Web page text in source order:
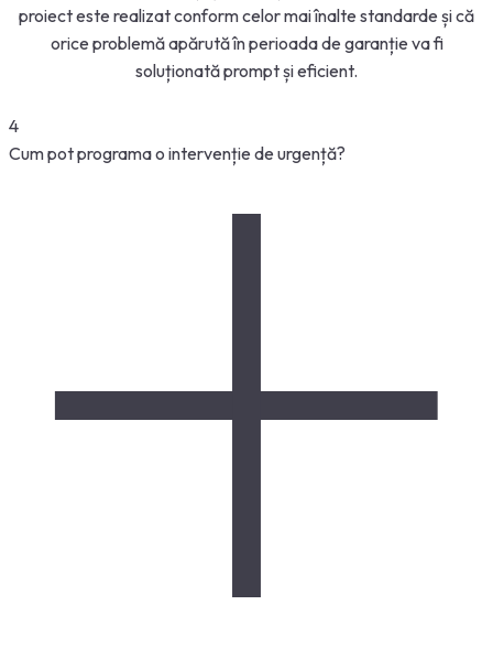
proiect este realizat conform celor mai înalte standarde și că
orice problemă apărută în perioada de garanție va fi
soluționată prompt și eficient.
4
Cum pot programa o intervenție de urgență?